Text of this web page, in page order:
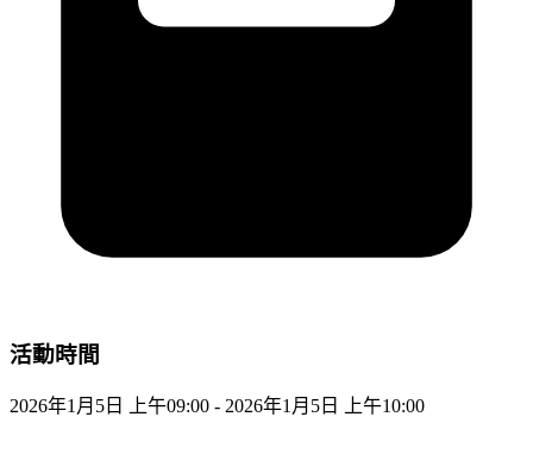
活動時間
2026年1月5日 上午09:00 - 2026年1月5日 上午10:00